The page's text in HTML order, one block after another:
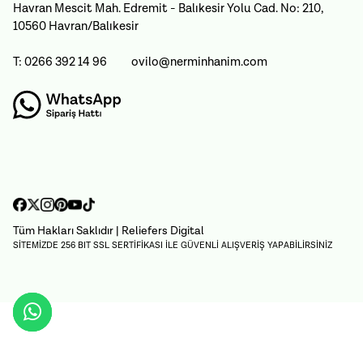
Havran Mescit Mah. Edremit - Balıkesir Yolu Cad. No: 210,
10560 Havran/Balıkesir
T: 0266 392 14 96 ovilo@nerminhanim.com
Tüm Hakları Saklıdır | Reliefers Digital
SİTEMİZDE 256 BIT SSL SERTİFİKASI İLE GÜVENLİ ALIŞVERİŞ YAPABİLİRSİNİZ